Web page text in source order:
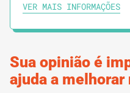
Sua opinião é
ajuda a
VER MAIS INFORMAÇÕES